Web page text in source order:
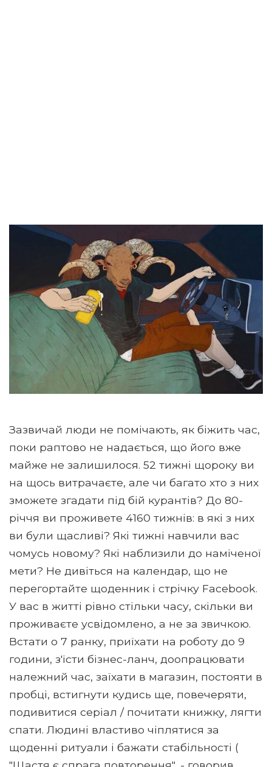
Зазвичай люди не помічають, як біжить час,
поки раптово не надається, що його вже
майже не залишилося. 52 тижні щороку ви
на щось витрачаєте, але чи багато хто з них
зможете згадати під бій курантів? До 80-
річчя ви проживете 4160 тижнів: в які з них
ви були щасливі? Які тижні навчили вас
чомусь новому? Які наблизили до наміченої
мети? Не дивіться на календар, що не
перегортайте щоденник і стрічку Facebook.
У вас в житті рівно стільки часу, скільки ви
проживаєте усвідомлено, а не за звичкою.
Встати о 7 ранку, приїхати на роботу до 9
години, з'їсти бізнес-ланч, доопрацювати
належний час, заїхати в магазин, постояти в
пробці, встигнути кудись ще, повечеряти,
подивитися серіал / почитати книжку, лягти
спати. Людині властиво чіплятися за
щоденні ритуали і бажати стабільності (